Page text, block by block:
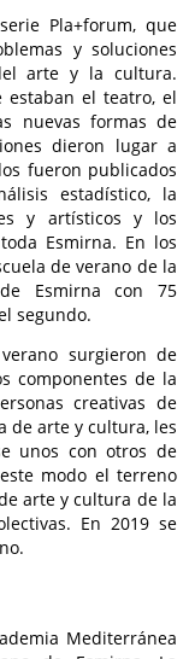
Pla+forum, que
y soluciones
arte y la cultura.
estaban el teatro, el
nuevas formas de
dieron lugar a
fueron publicados
estadístico, la
y artísticos y los
Esmirna. En los
de verano de la
Esmirna con 75
segundo.
surgieron de
componentes de la
creativas de
de arte y cultura, les
unos con otros de
modo el terreno
arte y cultura de la
En 2019 se
Mediterránea